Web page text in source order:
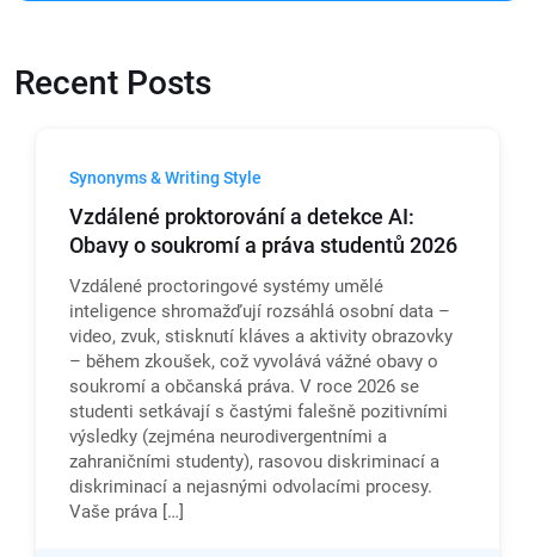
Recent Posts
Synonyms & Writing Style
Vzdálené proktorování a detekce AI:
Obavy o soukromí a práva studentů 2026
Vzdálené proctoringové systémy umělé
inteligence shromažďují rozsáhlá osobní data –
video, zvuk, stisknutí kláves a aktivity obrazovky
– během zkoušek, což vyvolává vážné obavy o
soukromí a občanská práva. V roce 2026 se
studenti setkávají s častými falešně pozitivními
výsledky (zejména neurodivergentními a
zahraničními studenty), rasovou diskriminací a
diskriminací a nejasnými odvolacími procesy.
Vaše práva […]